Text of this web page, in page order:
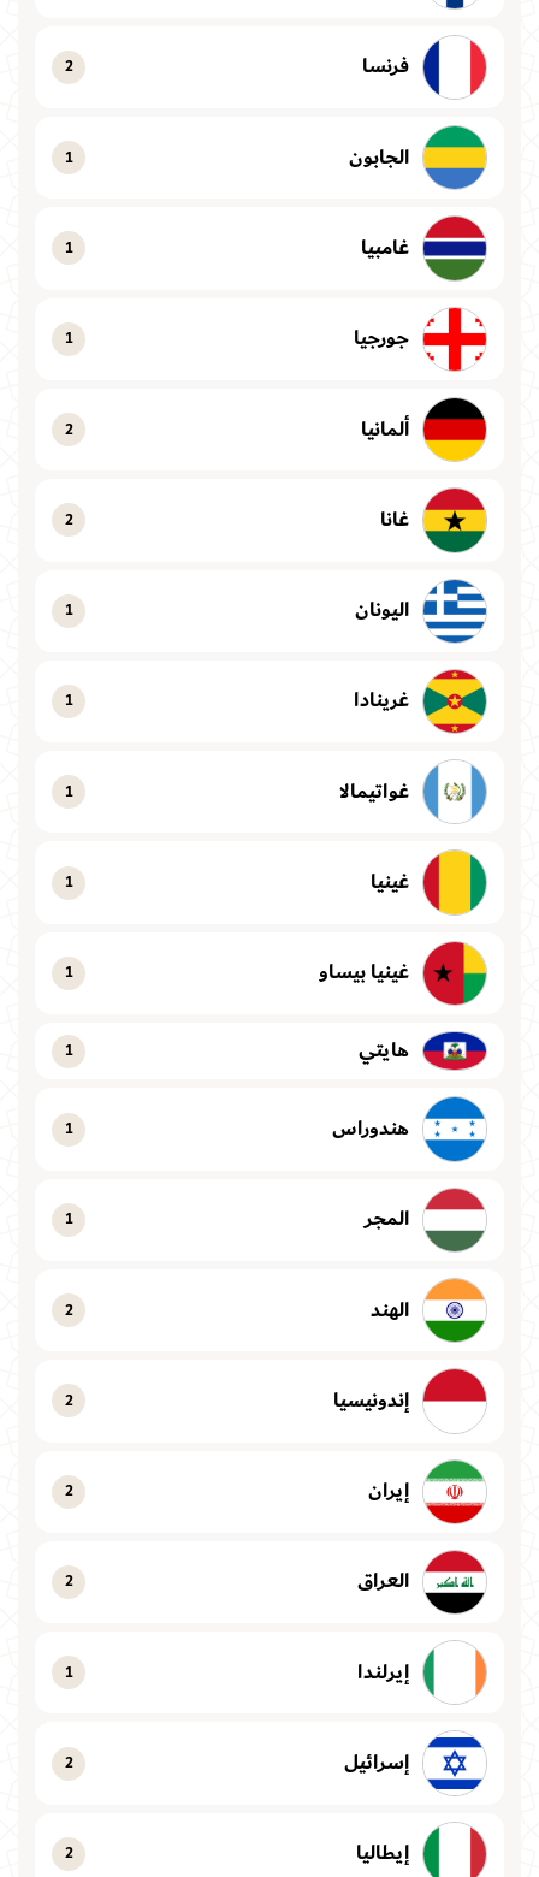
فرنسا 2
الجابون 1
غامبيا 1
جورجيا 1
ألمانيا 2
غانا 2
اليونان 1
غرينادا 1
غواتيمالا 1
غينيا 1
غينيا بيساو 1
هايتي 1
هندوراس 1
المجر 1
الهند 2
إندونيسيا 2
إيران 2
العراق 2
إيرلندا 1
إسرائيل 2
إيطاليا 2